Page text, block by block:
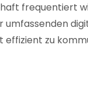
frequentiert
zu